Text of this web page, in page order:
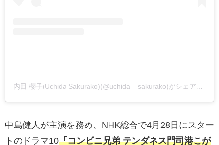
中島健人が主演を務め、NHK総合で4月28日にスター
トのドラマ10「コンビニ兄弟 テンダネス門司港こが